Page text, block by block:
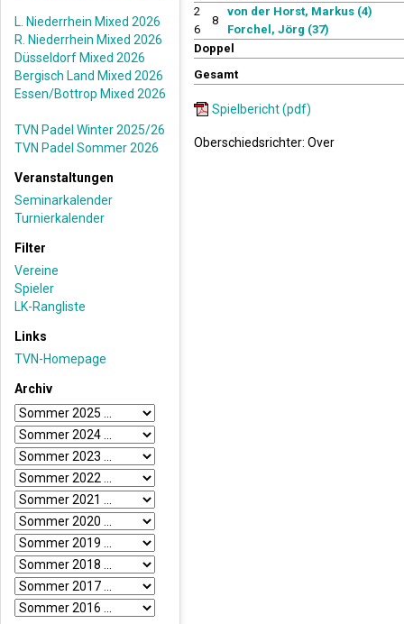
L. Niederrhein Mixed 2026
R. Niederrhein Mixed 2026
Düsseldorf Mixed 2026
Bergisch Land Mixed 2026
Essen/Bottrop Mixed 2026
TVN Padel Winter 2025/26
TVN Padel Sommer 2026
Veranstaltungen
Seminarkalender
Turnierkalender
Filter
Vereine
Spieler
LK-Rangliste
Links
TVN-Homepage
Archiv
2
6
8
von der Horst, Markus (4)
Forchel, Jörg (37)
Doppel
Gesamt
Spielbericht (pdf)
Oberschiedsrichter: Over